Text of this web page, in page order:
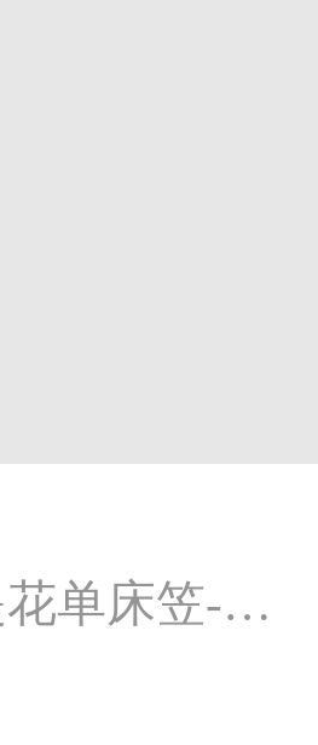
2026新款全棉厚织提花单床笠-星河入梦床笠-星河入梦-粉